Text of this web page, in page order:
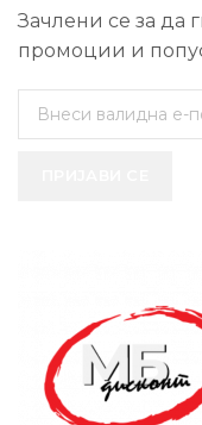
Зачлени се за да
промоции и